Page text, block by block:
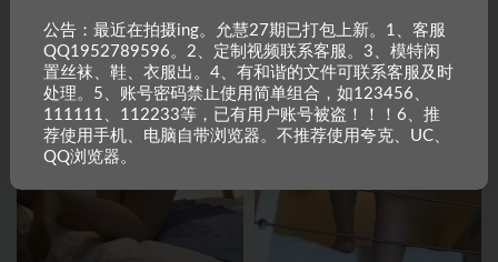
公告：最近在拍摄ing。允慧27期已打包上新。1、客服
QQ1952789596。2、定制视频联系客服。3、模特闲
置丝袜、鞋、衣服出。4、有和谐的文件可联系客服及时
处理。5、账号密码禁止使用简单组合，如123456、
111111、112233等，已有用户账号被盗！！！6、推
荐使用手机、电脑自带浏览器。不推荐使用夸克、UC、
QQ浏览器。